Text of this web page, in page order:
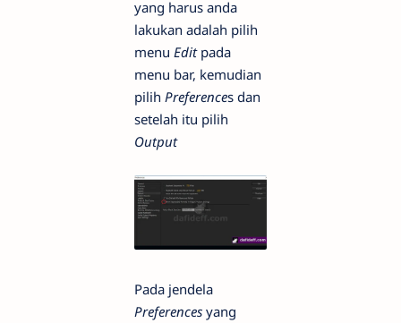
yang harus anda
lakukan adalah pilih
menu Editpada
menu bar, kemudian
pilih Preferences dan
setelah itu pilih
Output
Pada jendela
Preferences yang